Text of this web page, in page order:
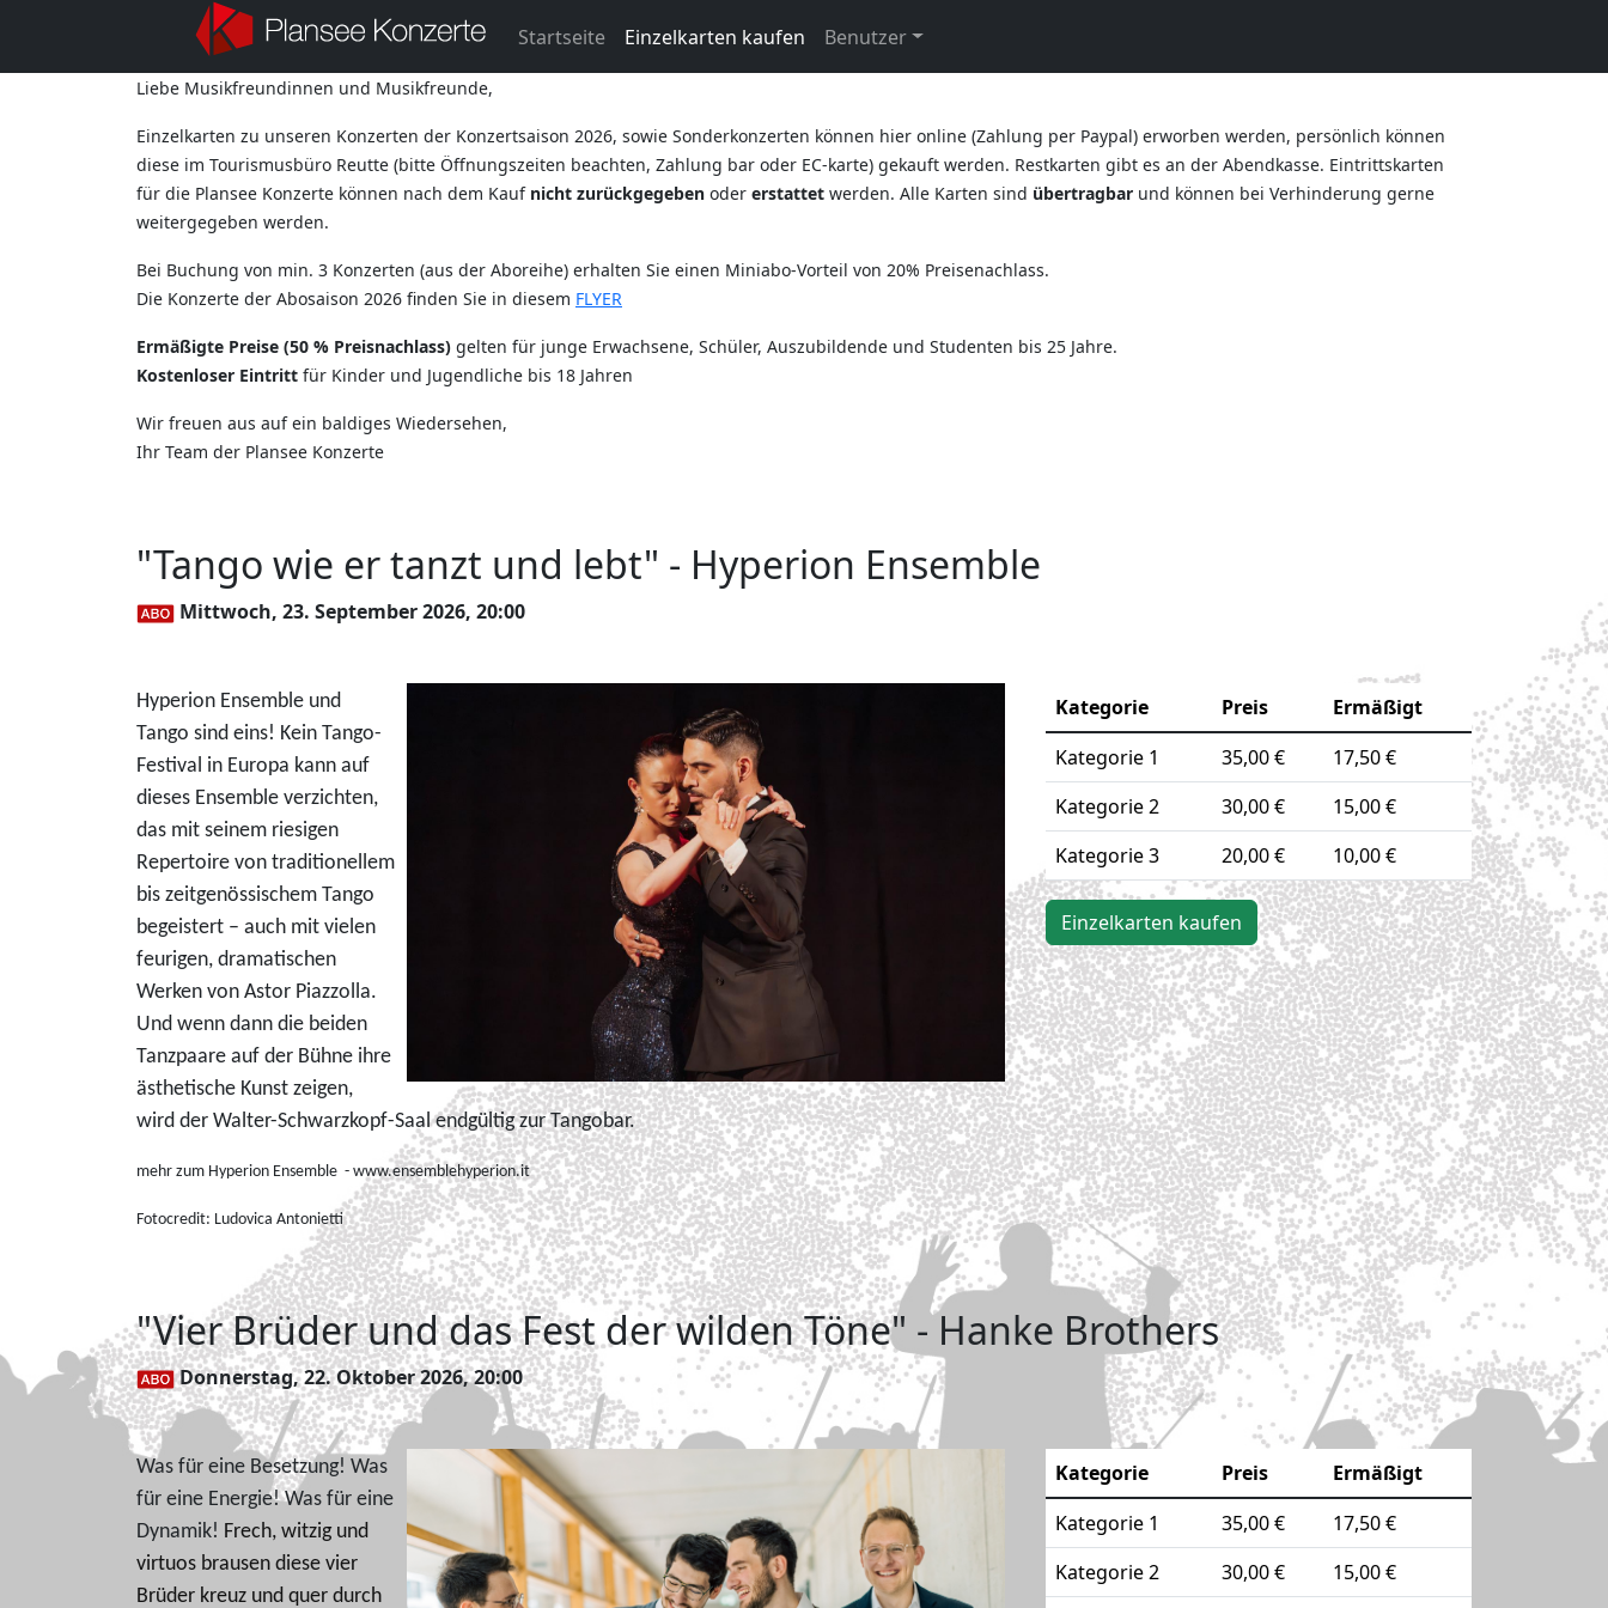
Startseite Einzelkarten kaufen Benutzer
Liebe Musikfreundinnen und Musikfreunde,
Einzelkarten zu unseren Konzerten der Konzertsaison 2026, sowie Sonderkonzerten können hier online (Zahlung per Paypal) erworben werden, persönlich können
diese im Tourismusbüro Reutte (bitte Öffnungszeiten beachten, Zahlung bar oder EC-karte) gekauft werden. Restkarten gibt es an der Abendkasse. Eintrittskarten
für die Plansee Konzerte können nach dem Kauf nicht zurückgegeben oder erstattet werden. Alle Karten sind übertragbar und können bei Verhinderung gerne
weitergegeben werden.
Bei Buchung von min. 3 Konzerten (aus der Aboreihe) erhalten Sie einen Miniabo-Vorteil von 20% Preisenachlass.
Die Konzerte der Abosaison 2026 finden Sie in diesem FLYER
Ermäßigte Preise (50 % Preisnachlass) gelten für junge Erwachsene, Schüler, Auszubildende und Studenten bis 25 Jahre.
Kostenloser Eintritt für Kinder und Jugendliche bis 18 Jahren
Wir freuen aus auf ein baldiges Wiedersehen,
Ihr Team der Plansee Konzerte
"Tango wie er tanzt und lebt" - Hyperion Ensemble
Mittwoch, 23. September 2026, 20:00
Hyperion Ensemble und
Tango sind eins! Kein Tango-
Festival in Europa kann auf
dieses Ensemble verzichten,
das mit seinem riesigen
Repertoire von traditionellem
bis zeitgenössischem Tango
begeistert – auch mit vielen
feurigen, dramatischen
Werken von Astor Piazzolla.
Und wenn dann die beiden
Tanzpaare auf der Bühne ihre
ästhetische Kunst zeigen,
wird der Walter-Schwarzkopf-Saal endgültig zur Tangobar.
mehr zum Hyperion Ensemble - www.ensemblehyperion.it
Fotocredit: Ludovica Antonietti
Kategorie Preis
Ermäßigt
Kategorie 1
35,00 €
17,50 €
Kategorie 2
30,00 €
15,00 €
Kategorie 3
20,00 € 10,00 €
Einzelkarten kaufen
"Vier Brüder und das Fest der wilden Töne" - Hanke Brothers
Donnerstag, 22. Oktober 2026, 20:00
Was für eine Besetzung! Was
für eine Energie! Was für eine
Dynamik! Frech, witzig und
virtuos brausen diese vier
Brüder kreuz und quer durch
Kategorie Preis
Ermäßigt
Kategorie 1
35,00 €
17,50 €
Kategorie 2
30,00 € 15,00 €